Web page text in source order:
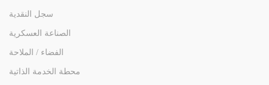
سجل النقدية
الصناعة العسكرية
الفضاء / الملاحة
محطة الخدمة الذاتية